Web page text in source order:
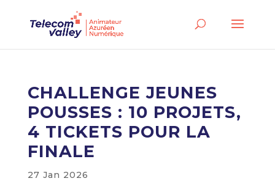
CHALLENGE JEUNES
POUSSES : 10 PROJETS,
4 TICKETS POUR LA
FINALE
27 Jan 2026